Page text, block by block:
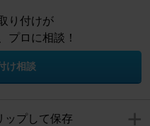
り付けが
プロに相談！
け相談
ップして保存